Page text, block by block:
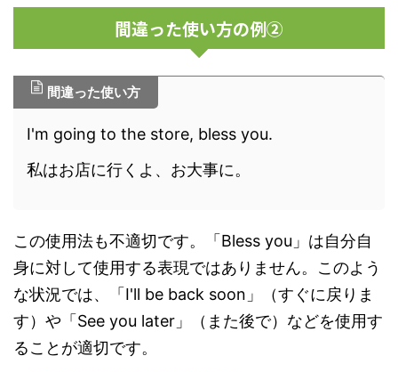
間違った使い方の例②
間違った使い方
I'm going to the store, bless you.
私はお店に行くよ、お大事に。
この使用法も不適切です。「Bless you」は自分自
身に対して使用する表現ではありません。このよう
な状況では、「I'll be back soon」（すぐに戻りま
す）や「See you later」（また後で）などを使用す
ることが適切です。